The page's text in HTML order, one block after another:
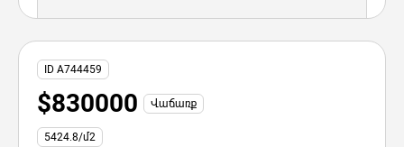
ID A744459
$830000 Վաճառք
5424.8/մ2